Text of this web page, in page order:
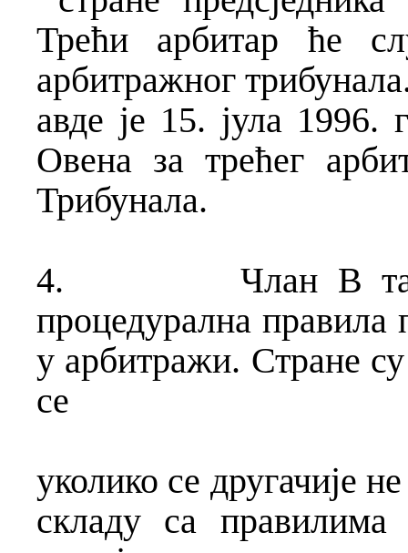
Трећи арбитар ће
арбитражног
авде је 15. јула 1996.
Овена за трећег
Трибунала.
4.
Члан В
процедурална правила
у арбитражи. Стране
се
уколико се другачије
складу са